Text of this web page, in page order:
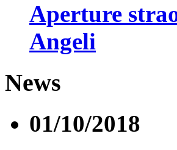
Aperture
Angeli
News
01/10/2018